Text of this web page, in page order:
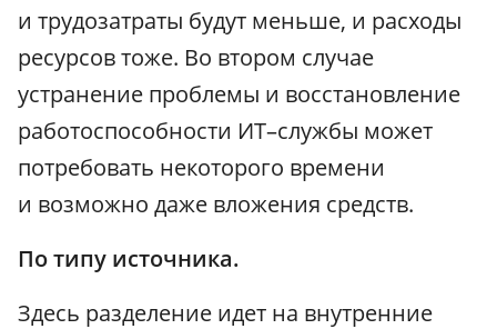
и трудозатраты будут меньше, и расходы
ресурсов тоже. Во втором случае
устранение проблемы и восстановление
работоспособности ИТ–службы может
потребовать некоторого времени
и возможно даже вложения средств.
По типу источника.
Здесь разделение идет на внутренние